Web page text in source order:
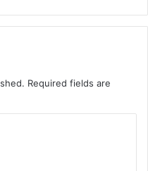
Required fields are